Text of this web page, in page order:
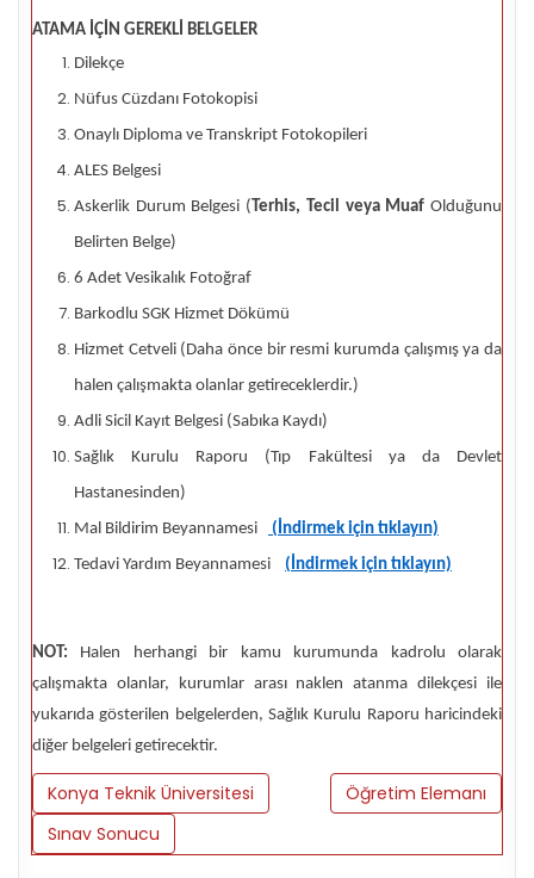
ATAMA İÇİN GEREKLİ BELGELER
Dilekçe
Nüfus Cüzdanı Fotokopisi
Onaylı Diploma ve Transkript Fotokopileri
ALES Belgesi
Askerlik Durum Belgesi ( Terhis, Tecil veya Muaf Olduğunu
Belirten Belge)
6 Adet Vesikalık Fotoğraf
Barkodlu SGK Hizmet Dökümü
Hizmet Cetveli (Daha önce bir resmi kurumda çalışmış ya da
halen çalışmakta olanlar getireceklerdir.)
Adli Sicil Kayıt Belgesi (Sabıka Kaydı)
Sağlık Kurulu Raporu (Tıp Fakültesi ya da Devlet
Hastanesinden)
Mal Bildirim Beyannamesi
(İndirmek için tıklayın)
Tedavi Yardım Beyannamesi (İndirmek için tıklayın)
NOT: Halen herhangi bir kamu kurumunda kadrolu olarak
çalışmakta olanlar, kurumlar arası naklen atanma dilekçesi ile
yukarıda gösterilen belgelerden, Sağlık Kurulu Raporu haricindeki
diğer belgeleri getirecektir.
Konya Teknik Üniversitesi
Öğretim Elemanı
Sınav Sonucu